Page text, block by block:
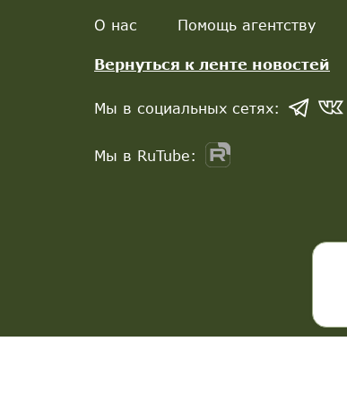
О нас Помощь агентству
Вернуться к ленте новостей
Мы в социальных сетях:
Мы в RuTube: